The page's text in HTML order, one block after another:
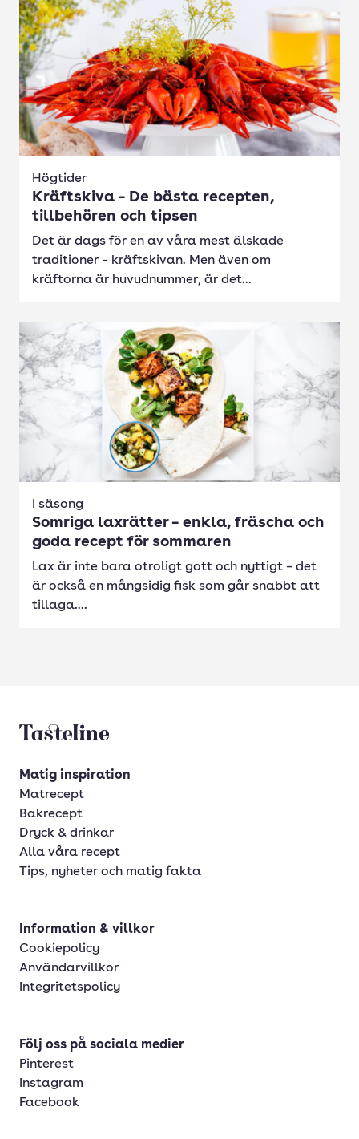
Högtider
Kräftskiva – De bästa recepten,
tillbehören och tipsen
Det är dags för en av våra mest älskade
traditioner – kräftskivan. Men även om
kräftorna är huvudnummer, är det...
I säsong
Somriga laxrätter – enkla, fräscha och
goda recept för sommaren
Lax är inte bara otroligt gott och nyttigt – det
är också en mångsidig fisk som går snabbt att
tillaga....
Tasteline startsida
Matig inspiration
Matrecept
Bakrecept
Dryck & drinkar
Alla våra recept
Tips, nyheter och matig fakta
Information & villkor
Cookiepolicy
Användarvillkor
Integritetspolicy
Följ oss på sociala medier
Pinterest
Instagram
Facebook